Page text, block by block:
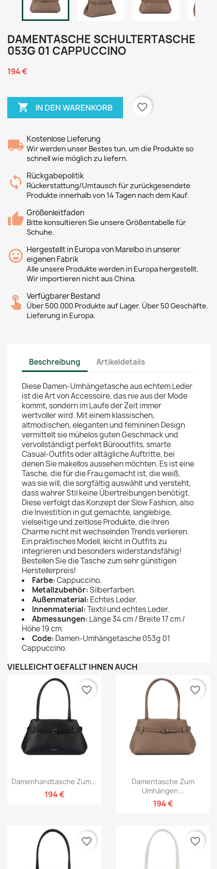
DAMENTASCHE SCHULTERTASCHE
053G 01 CAPPUCCINO
194 €
 IN DEN WARENKORB favorite_border
Kostenlose Lieferung
Wir werden unser Bestes tun, um die Produkte so
schnell wie möglich zu liefern.
Rückgabepolitik
Rückerstattung/Umtausch für zurückgesendete
Produkte innerhalb von 14 Tagen nach dem Kauf.
Größenleitfaden
Bitte konsultieren Sie unsere Größentabelle für
Schuhe.
Hergestellt in Europa von Marelbo in unserer
eigenen Fabrik
Alle unsere Produkte werden in Europa hergestellt.
Wir importieren nicht aus China.
Verfügbarer Bestand
Über 500.000 Produkte auf Lager. Über 50 Geschäfte.
Lieferung in Europa.
Beschreibung Artikeldetails
Diese Damen-Umhängetasche aus echtem Leder
ist die Art von Accessoire, das nie aus der Mode
kommt, sondern im Laufe der Zeit immer
wertvoller wird. Mit einem klassischen,
altmodischen, eleganten und femininen Design
vermittelt sie mühelos guten Geschmack und
vervollständigt perfekt Bürooutfits, smarte
Casual-Outfits oder alltägliche Auftritte, bei
denen Sie makellos aussehen möchten. Es ist eine
Tasche, die für die Frau gemacht ist, die weiß,
was sie will, die sorgfältig auswählt und versteht,
dass wahrer Stil keine Übertreibungen benötigt.
Diese verfolgt das Konzept der Slow Fashion, also
die Investition in gut gemachte, langlebige,
vielseitige und zeitlose Produkte, die ihren
Charme nicht mit wechselnden Trends verlieren.
Ein praktisches Modell, leicht in Outfits zu
integrieren und besonders widerstandsfähig!
Bestellen Sie die Tasche zum sehr günstigen
Herstellerpreis!
Farbe:Cappuccino.
Metallzubehör:Silberfarben.
Außenmaterial: Echtes Leder.
Innenmaterial:Textil und echtes Leder.
Abmessungen: Länge 34 cm / Breite 17 cm /
Höhe 19 cm.
Code: Damen-Umhängetasche 053g 01
Cappuccino.
VIELLEICHT GEFÄLLT IHNEN AUCH
Damenhandtasche Zum...
194 €
favorite_border
Damentasche Zum
Umhängen...
194 €
favorite_border
favorite_border favorite_border